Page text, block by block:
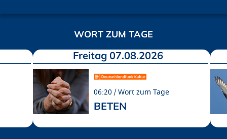
WORT ZUM TAGE
Freitag 07.08.2026
06:20 Wort zum Tage
BETEN